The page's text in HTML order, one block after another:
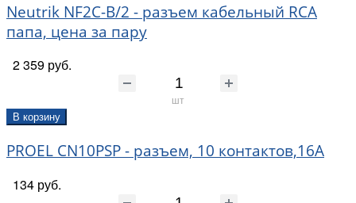
Neutrik NF2C-B/2 - разъем кабельный RCA
папа, цена за пару
2 359 руб.
шт
В корзину
PROEL CN10PSP - разъем, 10 контактов,16А
134 руб.